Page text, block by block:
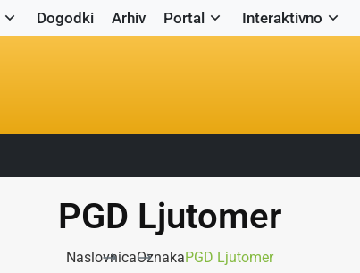
Dogodki Arhiv Portal Interaktivno
PGD Ljutomer
NaslovnicaOznakaPGD Ljutomer